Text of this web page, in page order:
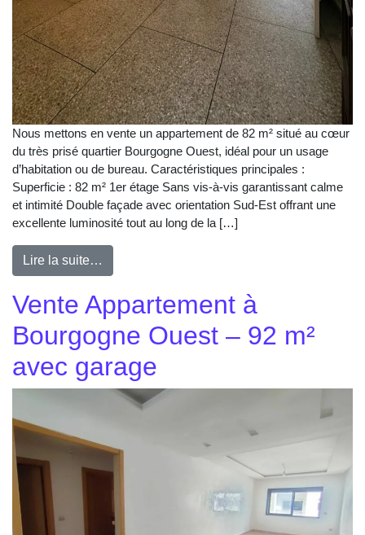
Nous mettons en vente un appartement de 82 m² situé au cœur
du très prisé quartier Bourgogne Ouest, idéal pour un usage
d’habitation ou de bureau. Caractéristiques principales :
Superficie : 82 m² 1er étage Sans vis-à-vis garantissant calme
et intimité Double façade avec orientation Sud-Est offrant une
excellente luminosité tout au long de la […]
Lire la suite…
Vente Appartement à
Bourgogne Ouest – 92 m²
avec garage